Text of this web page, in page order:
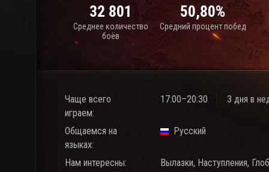
32 801
Среднее количество
боёв
50,80%
Средний процент побед
Чаще всего
играем:
17:00–20:30 3 дня в
Общаемся на
языках:
Русский
Нам интересны: Вылазки, Наступления,